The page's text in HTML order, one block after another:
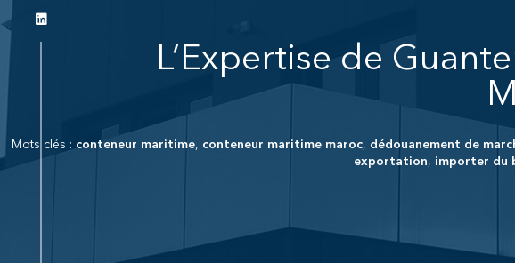
L’Expertise de
Mots clés : conteneur maritime, conteneur maritime maroc, dédouanement de
exportation, importer du